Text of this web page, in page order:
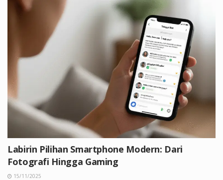
Labirin Pilihan Smartphone Modern: Dari
Fotografi Hingga Gaming
15/11/2025